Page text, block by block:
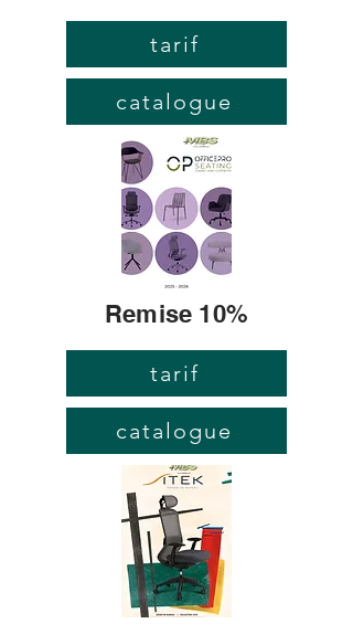
tarif
catalogue
Remise 10%
tarif
catalogue